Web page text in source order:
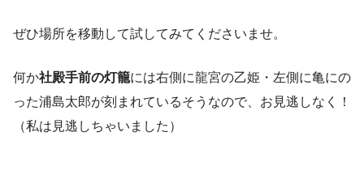
ぜひ場所を移動して試してみてくださいませ。
何か社殿手前の灯籠には右側に龍宮の乙姫・左側に亀にの
った浦島太郎が刻まれているそうなので、お見逃しなく！
（私は見逃しちゃいました）